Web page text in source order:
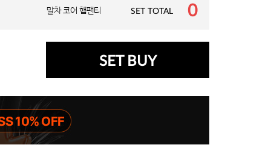
말차 코어 햄팬티 SET TOTAL 0
SET BUY